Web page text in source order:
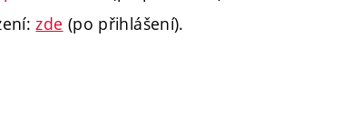
zde (po přihlášení).